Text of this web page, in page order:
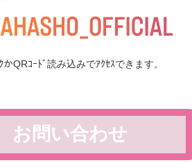
かQRｺｰﾄﾞ読み込みでｱｸｾｽできます。
お問い合わせ